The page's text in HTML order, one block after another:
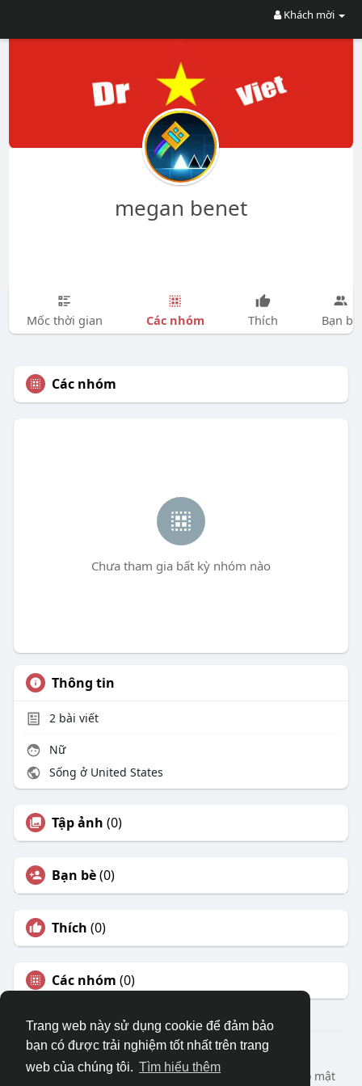
Trang web này sử dụng cookie để đảm bảo
bạn có được trải nghiệm tốt nhất trên trang
web của chúng tôi. Tìm hiểu thêm
Khách mời
megan benet
Mốc thời gian Các nhóm Thích Bạn bè
Các nhóm
Chưa tham gia bất kỳ nhóm nào
Thông tin
2bài viết
Nữ
Sống ở United States
Tập ảnh (0)
Bạn bè(0)
Thích (0)
Các nhóm (0)
© 2026 DRVIET.COM
Nhà
Bao Quát Liên hệ chúng tôi
Chính sách bảo mật